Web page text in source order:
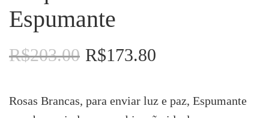
Espumante
R$203.00 O
era:
R$173.80
é:
R$173.80.
Rosas Brancas, para enviar luz e paz, Espumante